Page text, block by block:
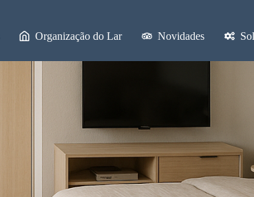
Organização do Lar Novidades